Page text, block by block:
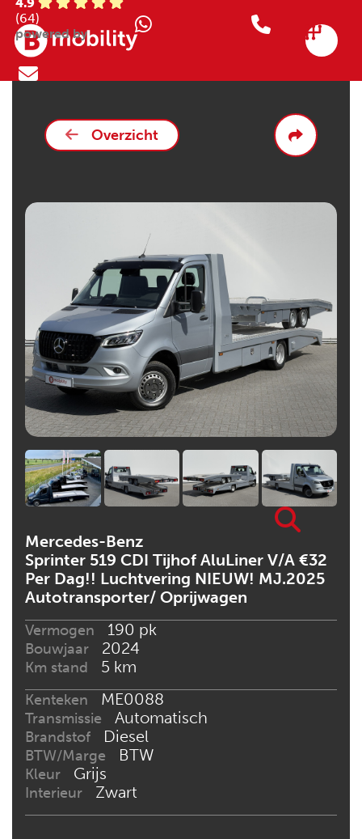
(64)
powered by
Overzicht
Mercedes-Benz
Sprinter 519 CDI Tijhof AluLiner V/A €32
Per Dag!! Luchtvering NIEUW! MJ.2025
Autotransporter/ Oprijwagen
Vermogen 190 pk
Bouwjaar 2024
Km stand 5 km
Kenteken ME0088
Transmissie Automatisch
Brandstof Diesel
BTW/Marge BTW
Kleur Grijs
Interieur Zwart